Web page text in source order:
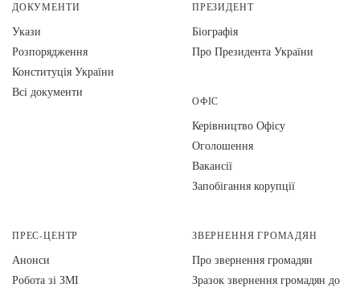
ДОКУМЕНТИ
Укази
Розпорядження
Конституція України
Всі документи
ПРЕЗИДЕНТ
Біографія
Про Президента України
ОФІС
Керівництво Офісу
Оголошення
Вакансії
Запобігання корупції
ПРЕС-ЦЕНТР
Анонси
Робота зі ЗМІ
ЗВЕРНЕННЯ ГРОМАДЯН
Про звернення громадян
Зразок звернення громадян до